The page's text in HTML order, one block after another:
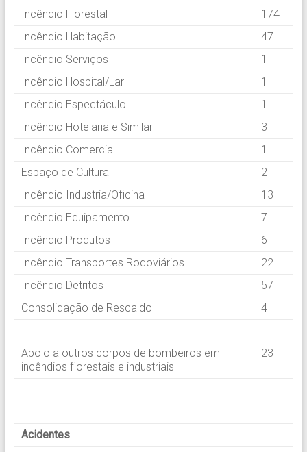
Incêndio Florestal
174
Incêndio Habitação
47
Incêndio Serviços
1
Incêndio Hospital/Lar
1
Incêndio Espectáculo
1
Incêndio Hotelaria e Similar
3
Incêndio Comercial
1
Espaço de Cultura
2
Incêndio Industria/Oficina
13
Incêndio Equipamento
7
Incêndio Produtos
6
Incêndio Transportes Rodoviários
22
Incêndio Detritos
57
Consolidação de Rescaldo
4
Apoio a outros corpos de bombeiros em
incêndios florestais e industriais
23
Acidentes